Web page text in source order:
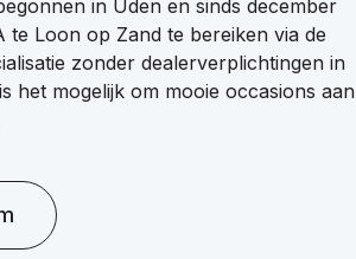
in Uden en sinds december
Loon op Zand te bereiken via de
zonder dealerverplichtingen in
het mogelijk om mooie occasions aan